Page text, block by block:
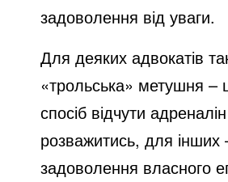
задоволення від уваги.
Для деяких адвокатів
«трольська» метушня –
спосіб відчути
розважитись, для інших
задоволення власного